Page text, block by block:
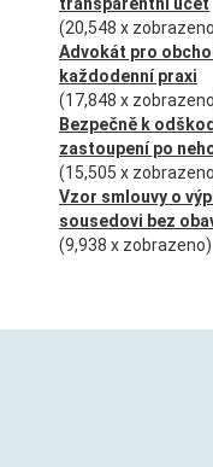
(20,548 x
Advokát pro
každodenní praxi
(17,848 x
Bezpečně k
zastoupení po
(15,505 x
Vzor smlouvy o
sousedovi bez
(9,938 x zobrazeno)